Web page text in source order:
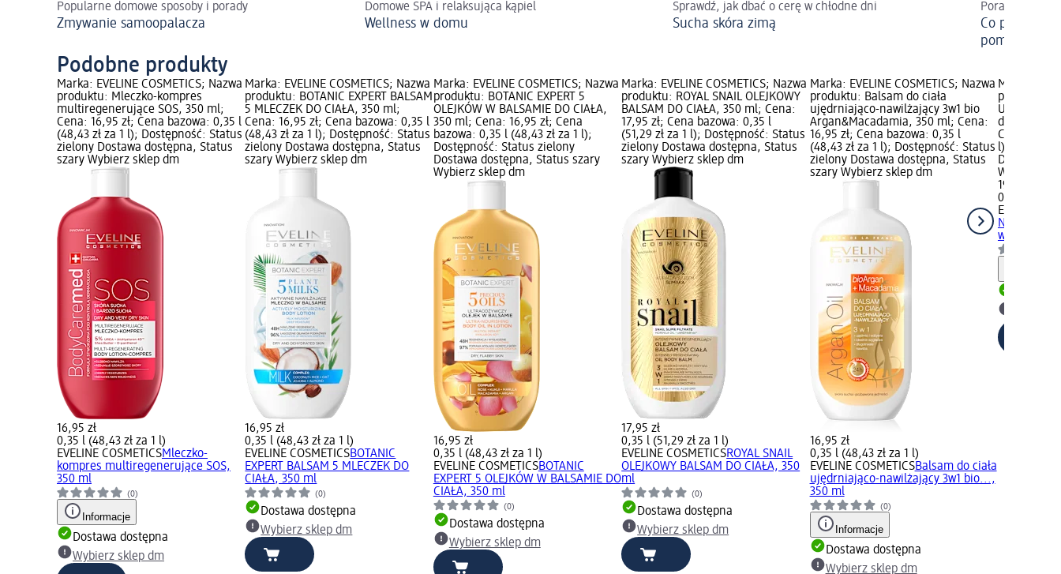
Popularne domowe sposoby i porady
Zmywanie samoopalacza
Domowe SPA i relaksująca kąpiel
Wellness w domu
Sprawdź, jak dbać o cerę w chłodne dni
Sucha skóra zimą
Porady
Co pomaga
Podobne produkty
Marka: EVELINE COSMETICS; Nazwa
produktu: Mleczko-kompres
multiregenerujące SOS, 350 ml;
Cena: 16,95 zł; Cena bazowa: 0,35 l
(48,43 zł za 1 l); Dostępność: Status
zielony Dostawa dostępna, Status
szary Wybierz sklep dm
16,95 zł
0,35 l (48,43 zł za 1 l)
EVELINE COSMETICSMleczko-
kompres multiregenerujące SOS,
350 ml
(0)
Informacje
Dostawa dostępna
Wybierz sklep dm
Marka: EVELINE COSMETICS; Nazwa
produktu: BOTANIC EXPERT BALSAM
5 MLECZEK DO CIAŁA, 350 ml;
Cena: 16,95 zł; Cena bazowa: 0,35 l
(48,43 zł za 1 l); Dostępność: Status
zielony Dostawa dostępna, Status
szary Wybierz sklep dm
16,95 zł
0,35 l (48,43 zł za 1 l)
EVELINE COSMETICSBOTANIC
EXPERT BALSAM 5 MLECZEK DO
CIAŁA, 350 ml
(0)
Dostawa dostępna
Wybierz sklep dm
Marka: EVELINE COSMETICS; Nazwa
produktu: BOTANIC EXPERT 5
OLEJKÓW W BALSAMIE DO CIAŁA,
350 ml; Cena: 16,95 zł; Cena
bazowa: 0,35 l (48,43 zł za 1 l);
Dostępność: Status zielony
Dostawa dostępna, Status szary
Wybierz sklep dm
16,95 zł
0,35 l (48,43 zł za 1 l)
EVELINE COSMETICSBOTANIC
EXPERT 5 OLEJKÓW W BALSAMIE DO
CIAŁA, 350 ml
(0)
Dostawa dostępna
Wybierz sklep dm
Marka: EVELINE COSMETICS; Nazwa
produktu: ROYAL SNAIL OLEJKOWY
BALSAM DO CIAŁA, 350 ml; Cena:
17,95 zł; Cena bazowa: 0,35 l
(51,29 zł za 1 l); Dostępność: Status
zielony Dostawa dostępna, Status
szary Wybierz sklep dm
17,95 zł
0,35 l (51,29 zł za 1 l)
EVELINE COSMETICSROYAL SNAIL
OLEJKOWY BALSAM DO CIAŁA, 350
ml
(0)
Dostawa dostępna
Wybierz sklep dm
Marka: EVELINE COSMETICS; Nazwa
produktu: Balsam do ciała
ujędrniająco-nawilżający 3w1 bio
Argan&Macadamia, 350 ml; Cena:
16,95 zł; Cena bazowa: 0,35 l
(48,43 zł za 1 l); Dostępność: Status
zielony Dostawa dostępna, Status
szary Wybierz sklep dm
16,95 zł
0,35 l (48,43 zł za 1 l)
EVELINE COSMETICSBalsam do ciała
ujędrniająco-nawilżający 3w1 bio...,
350 ml
(0)
Informacje
Dostawa dostępna
Wybierz sklep dm
Marka:
produktu:
Ultrabogate
do ciała,
Cena
l);
Dostawa
Wybierz
19,45 zł
0,35 l
EVELINE